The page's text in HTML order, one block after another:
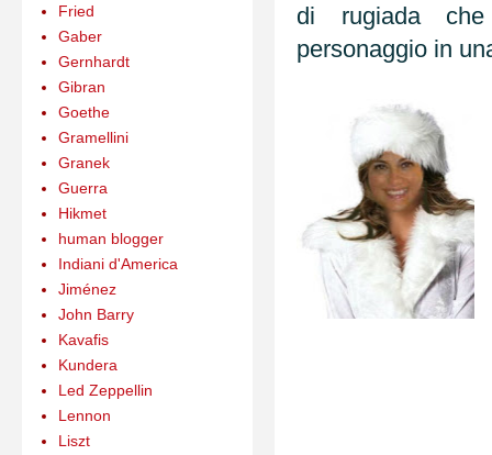
di rugiada
personaggio in
Fried
Gaber
Gernhardt
Gibran
Goethe
Gramellini
Granek
Guerra
Hikmet
human blogger
Indiani d'America
Jiménez
John Barry
Kavafis
Kundera
Led Zeppellin
Lennon
Liszt